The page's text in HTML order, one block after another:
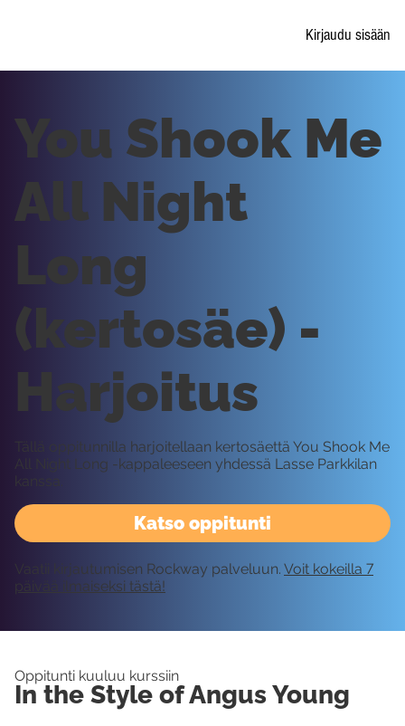
Kirjaudu sisään
Katso oppitunti
You Shook Me
All Night
Long
(kertosäe) -
Harjoitus
Tällä oppitunnilla harjoitellaan kertosäettä You Shook Me
All Night Long -kappaleeseen yhdessä Lasse Parkkilan
kanssa.
Vaatii kirjautumisen Rockway palveluun. Voit kokeilla 7
päivää ilmaiseksi tästä!
Oppitunti kuuluu kurssiin
In the Style of Angus Young